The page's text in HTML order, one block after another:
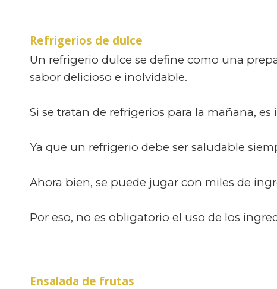
Refrigerios de dulce
Un refrigerio dulce se define como una
sabor delicioso e inolvidable.
Si se tratan de refrigerios para la mañana,
Ya que un refrigerio debe ser saludable
Ahora bien, se puede jugar con miles de
Por eso, no es obligatorio el uso de los
Ensalada de frutas